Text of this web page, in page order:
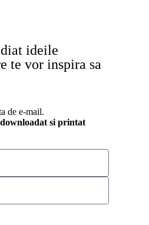
ideile
te vor inspira sa
de e-mail.
si printat